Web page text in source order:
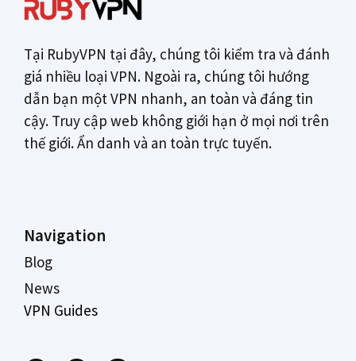
Tại RubyVPN tại đây, chúng tôi kiểm tra và đánh
giá nhiều loại VPN. Ngoài ra, chúng tôi hướng
dẫn bạn một VPN nhanh, an toàn và đáng tin
cậy. Truy cập web không giới hạn ở mọi nơi trên
thế giới. Ẩn danh và an toàn trực tuyến.
Navigation
Blog
News
VPN Guides